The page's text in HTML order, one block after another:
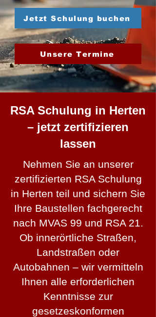
Jetzt Schulung buchen
Unsere Termine
RSA Schulung in Herten
– jetzt zertifizieren
lassen
Nehmen Sie an unserer
zertifizierten RSA Schulung
in Herten teil und sichern Sie
Ihre Baustellen fachgerecht
nach MVAS 99 und RSA 21.
Ob innerörtliche Straßen,
Landstraßen oder
Autobahnen – wir vermitteln
Ihnen alle erforderlichen
Kenntnisse zur
gesetzeskonformen